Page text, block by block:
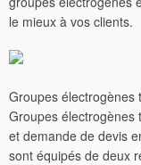
le mieux à vos clients.
Groupes électrogènes
Groupes électrogènes
et demande de devis
sont équipés de deux